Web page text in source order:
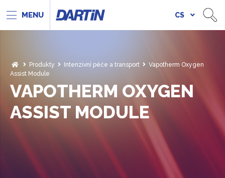
CS
Produkty Intenzivní péče a transport
Vapotherm Oxygen
Assist Module
VAPOTHERM OXYGEN
ASSIST MODULE